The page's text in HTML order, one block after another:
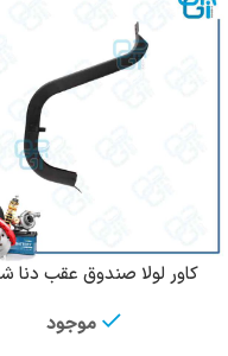
افزودن به سبد خرید
کاور لولا صندوق عقب دنا
موجود